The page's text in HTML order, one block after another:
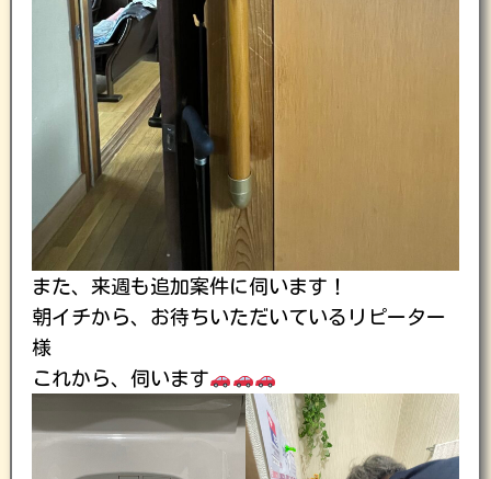
また、来週も追加案件に伺います！
朝イチから、お待ちいただいているリピーター
様
これから、伺います